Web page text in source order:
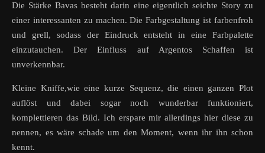
Die Stärke Bavas besteht darin eine eigentlich seichte Story zu
einer interessanten zu machen. Die Farbgestaltung ist farbenfroh
und grell, sodass der Eindruck entsteht in eine Farbpalette
einzutauchen. Der Einfluss auf Argentos Schaffen ist
unverkennbar.
Kleine Kniffe,wie eine kurze Sequenz, die einen ganzen Plot
auflöst und dabei sogar noch wunderbar funktioniert,
komplettieren das Bild. Ich erspare mir allerdings hier diese zu
nennen, es wäre schade um den Moment, wenn ihr ihn schon
kennt.